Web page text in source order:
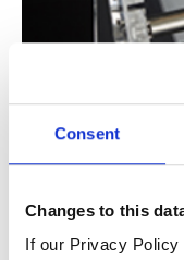
Consent
Changes to this
If our Privacy
Série de